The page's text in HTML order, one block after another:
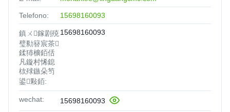
Telefono: 15698160093
鎮ㄨ鎵剧殑
璧勬簮宸茶
鍒犻櫎銆佸
凡鏇村悕鎴
栨殏鏃朵笉
鍙敤銆:
15698160093
wechat: 15698160093